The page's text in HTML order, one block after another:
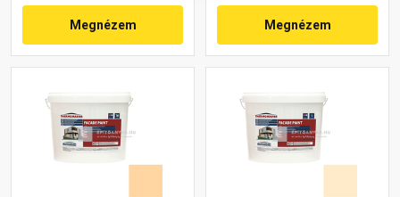
Megnézem Megnézem